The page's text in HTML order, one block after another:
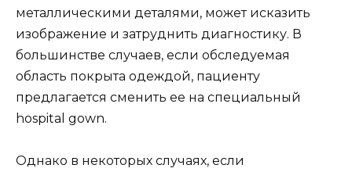
металлическими деталями, может исказить
изображение и затруднить диагностику. В
большинстве случаев, если обследуемая
область покрыта одеждой, пациенту
предлагается сменить ее на специальный
hospital gown.
Однако в некоторых случаях, если